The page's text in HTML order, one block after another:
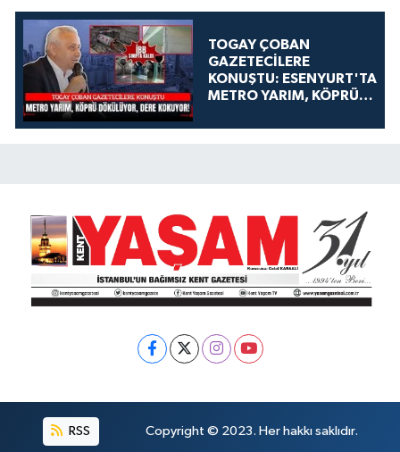
TOGAY ÇOBAN
GAZETECİLERE
KONUŞTU: ESENYURT'TA
METRO YARIM, KÖPRÜ
KOKUYOR!
RSS Copyright © 2023. Her hakkı saklıdır.